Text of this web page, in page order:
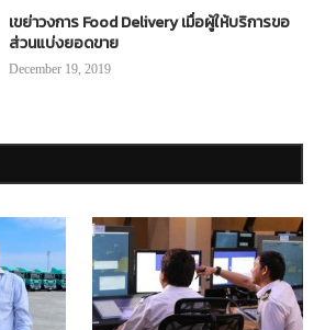
เขย่าวงการ Food Delivery เมื่อผู้ให้บริการขอ
ส่วนแบ่งยอดขาย
December 19, 2019